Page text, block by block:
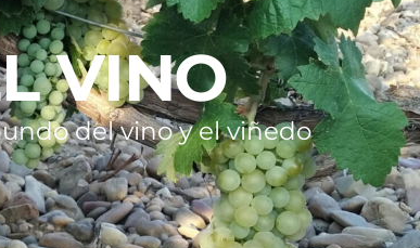
VINO
del vino y el viñedo